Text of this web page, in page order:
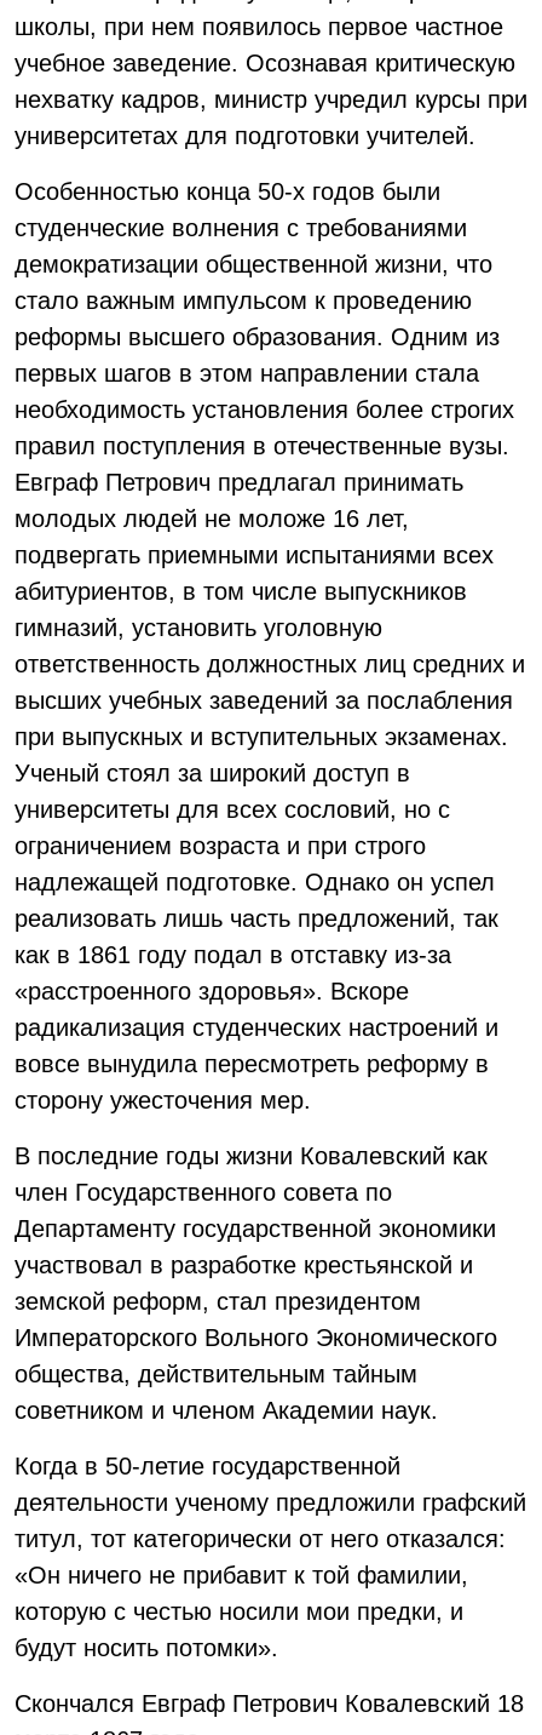
школы, при нем появилось первое частное
учебное заведение. Осознавая критическую
нехватку кадров, министр учредил курсы при
университетах для подготовки учителей.
Особенностью конца 50-х годов были
студенческие волнения с требованиями
демократизации общественной жизни, что
стало важным импульсом к проведению
реформы высшего образования. Одним из
первых шагов в этом направлении стала
необходимость установления более строгих
правил поступления в отечественные вузы.
Евграф Петрович предлагал принимать
молодых людей не моложе 16 лет,
подвергать приемными испытаниями всех
абитуриентов, в том числе выпускников
гимназий, установить уголовную
ответственность должностных лиц средних и
высших учебных заведений за послабления
при выпускных и вступительных экзаменах.
Ученый стоял за широкий доступ в
университеты для всех сословий, но с
ограничением возраста и при строго
надлежащей подготовке. Однако он успел
реализовать лишь часть предложений, так
как в 1861 году подал в отставку из-за
«расстроенного здоровья». Вскоре
радикализация студенческих настроений и
вовсе вынудила пересмотреть реформу в
сторону ужесточения мер.
В последние годы жизни Ковалевский как
член Государственного совета по
Департаменту государственной экономики
участвовал в разработке крестьянской и
земской реформ, стал президентом
Императорского Вольного Экономического
общества, действительным тайным
советником и членом Академии наук.
Когда в 50-летие государственной
деятельности ученому предложили графский
титул, тот категорически от него отказался:
«Он ничего не прибавит к той фамилии,
которую с честью носили мои предки, и
будут носить потомки».
Скончался Евграф Петрович Ковалевский 18